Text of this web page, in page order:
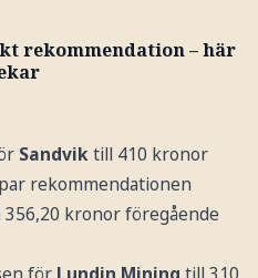
rekommendation – här
Sandviktill 410 kronor
rekommendationen
kronor föregående